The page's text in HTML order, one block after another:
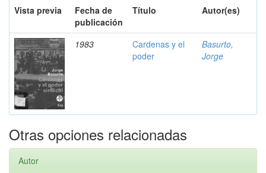
Vista previa
Fecha de
publicación
Título Autor(es)
1983
Cardenas y el
poder
Basurto,
Jorge
Otras opciones relacionadas
Autor